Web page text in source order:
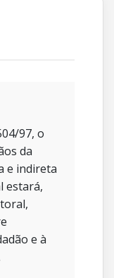
97, o
da
e indireta
estará,
e à